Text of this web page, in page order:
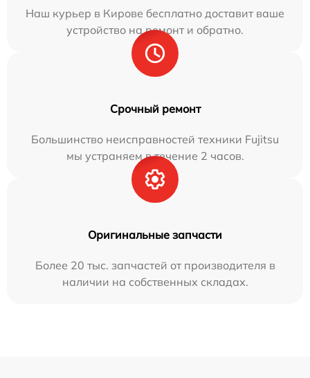
Наш курьер в Кирове бесплатно доставит ваше
устройство на ремонт и обратно.
Срочный ремонт
Большинство неисправностей техники Fujitsu
мы устраняем в течение 2 часов.
Оригинальные запчасти
Более 20 тыс. запчастей от производителя в
наличии на собственных складах.